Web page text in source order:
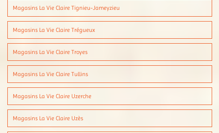
Magasins La Vie Claire Tignieu-Jameyzieu
Magasins La Vie Claire Trégueux
Magasins La Vie Claire Troyes
Magasins La Vie Claire Tullins
Magasins La Vie Claire Uzerche
Magasins La Vie Claire Uzès